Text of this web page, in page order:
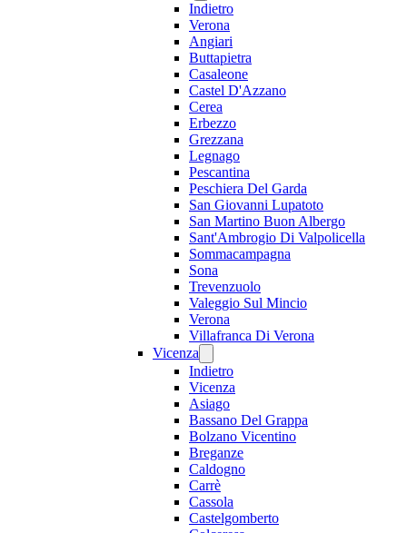
Indietro
Verona
Angiari
Buttapietra
Casaleone
Castel D'Azzano
Cerea
Erbezzo
Grezzana
Legnago
Pescantina
Peschiera Del Garda
San Giovanni Lupatoto
San Martino Buon Albergo
Sant'Ambrogio Di Valpolicella
Sommacampagna
Sona
Trevenzuolo
Valeggio Sul Mincio
Verona
Villafranca Di Verona
Vicenza
Indietro
Vicenza
Asiago
Bassano Del Grappa
Bolzano Vicentino
Breganze
Caldogno
Carrè
Cassola
Castelgomberto